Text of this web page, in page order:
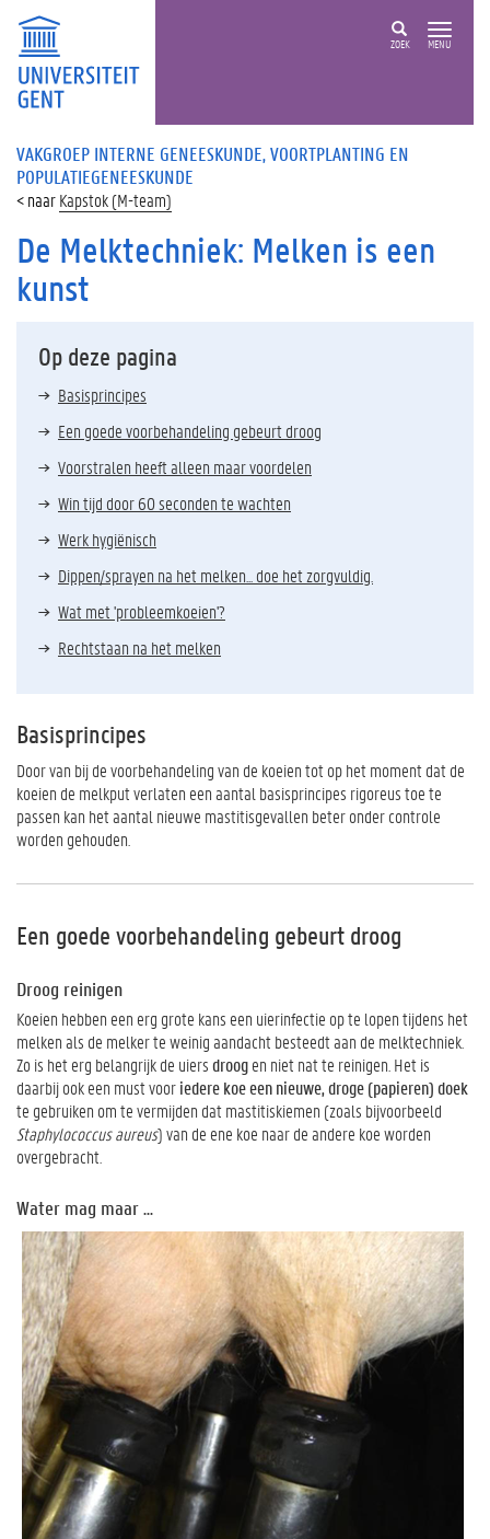
ZOEK MENU
VAKGROEP INTERNE GENEESKUNDE, VOORTPLANTING EN
POPULATIEGENEESKUNDE
Kapstok (M-team)
De Melktechniek: Melken is een
kunst
Op deze pagina
Basisprincipes
Een goede voorbehandeling gebeurt droog
Voorstralen heeft alleen maar voordelen
Win tijd door 60 seconden te wachten
Werk hygiënisch
Dippen/sprayen na het melken... doe het zorgvuldig.
Wat met 'probleemkoeien'?
Rechtstaan na het melken
Basisprincipes
Door van bij de voorbehandeling van de koeien tot op het moment dat de
koeien de melkput verlaten een aantal basisprincipes rigoreus toe te
passen kan het aantal nieuwe mastitisgevallen beter onder controle
worden gehouden.
Een goede voorbehandeling gebeurt droog
Droog reinigen
Koeien hebben een erg grote kans een uierinfectie op te lopen tijdens het
melken als de melker te weinig aandacht besteedt aan de melktechniek.
Zo is het erg belangrijk de uiersdroogen niet nat te reinigen. Het is
daarbij ook een must vooriedere koe een nieuwe, droge (papieren) doek
te gebruiken om te vermijden dat mastitiskiemen (zoals bijvoorbeeld
Staphylococcus aureus) van de ene koe naar de andere koe worden
overgebracht.
Water mag maar ...